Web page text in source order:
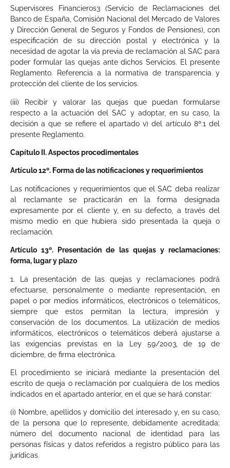
Supervisores Financieros3 (Servicio de Reclamaciones del
Banco de España, Comisión Nacional del Mercado de Valores
y Dirección General de Seguros y Fondos de Pensiones), con
especificación de su dirección postal y electrónica y la
necesidad de agotar la vía previa de reclamación al SAC para
poder formular las quejas ante dichos Servicios. El presente
Reglamento. Referencia a la normativa de transparencia y
protección del cliente de los servicios.
(iii) Recibir y valorar las quejas que puedan formularse
respecto a la actuación del SAC y adoptar, en su caso, la
decisión a que se refiere el apartado v) del artículo 8º.1 del
presente Reglamento.
Capítulo II. Aspectos procedimentales
Artículo 12º. Forma de las notificaciones y requerimientos
Las notificaciones y requerimientos que el SAC deba realizar
al reclamante se practicarán en la forma designada
expresamente por el cliente y, en su defecto, a través del
mismo medio en que hubiera sido presentada la queja o
reclamación.
Artículo 13º. Presentación de las quejas y reclamaciones:
forma, lugar y plazo
1. La presentación de las quejas y reclamaciones podrá
efectuarse, personalmente o mediante representación, en
papel o por medios informáticos, electrónicos o telemáticos,
siempre que estos permitan la lectura, impresión y
conservación de los documentos. La utilización de medios
informáticos, electrónicos o telemáticos deberá ajustarse a
las exigencias previstas en la Ley 59/2003, de 19 de
diciembre, de firma electrónica.
El procedimiento se iniciará mediante la presentación del
escrito de queja o reclamación por cualquiera de los medios
indicados en el apartado anterior, en el que se hará constar:
(i) Nombre, apellidos y domicilio del interesado y, en su caso,
de la persona que lo represente, debidamente acreditada;
número del documento nacional de identidad para las
personas físicas y datos referidos a registro público para las
jurídicas.